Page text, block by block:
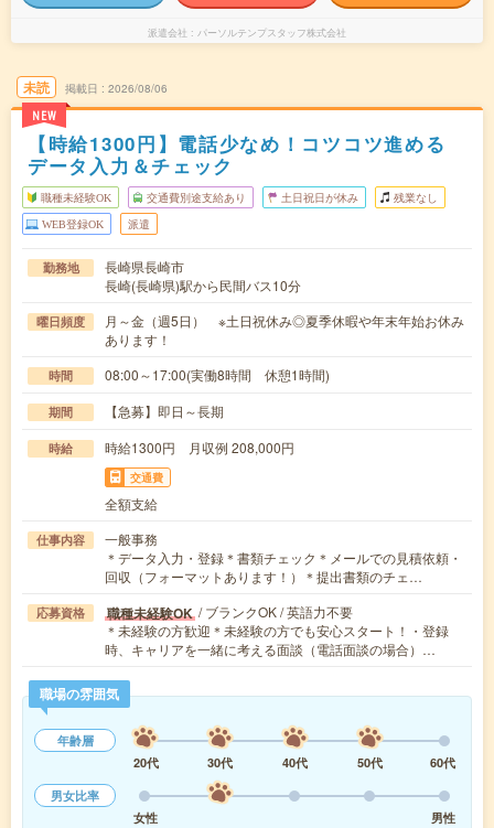
派遣会社 パーソルテンプスタッフ株式会社
未読
NEW
掲載日 2026/08/06
【時給1300円】電話少なめ！コツコツ進める
データ入力＆チェック
職種未経験OK 交通費別途支給あり 土日祝日が休み 残業なし
WEB登録OK 派遣
勤務地
長崎県長崎市
長崎(長崎県)駅から民間バス10分
曜日頻度
月～金（週5日） ※土日祝休み◎夏季休暇や年末年始お休み
あります！
時間 08:00～17:00(実働8時間 休憩1時間)
期間 【急募】即日～長期
時給 時給1300円 月収例 208,000円
交通費
全額支給
仕事内容
一般事務
＊データ入力・登録＊書類チェック＊メールでの見積依頼・
回収（フォーマットあります！）＊提出書類のチェ…
応募資格 職種未経験OK / ブランクOK / 英語力不要
＊未経験の方歓迎＊未経験の方でも安心スタート！・登録
時、キャリアを一緒に考える面談（電話面談の場合）…
職場の雰囲気
年齢層
20代
30代 40代 50代
60代
男女比率
女性
男性